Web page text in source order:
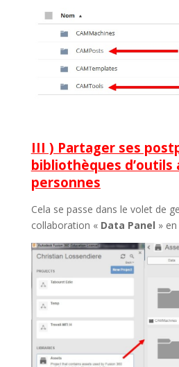
III ) Partager ses
bibliothèques d’outils
personnes
Cela se passe dans le volet de
collaboration « Data Panel »